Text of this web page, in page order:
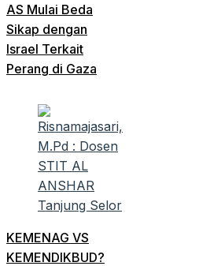
AS Mulai Beda
Sikap dengan
Israel Terkait
Perang di Gaza
KEMENAG VS
KEMENDIKBUD?